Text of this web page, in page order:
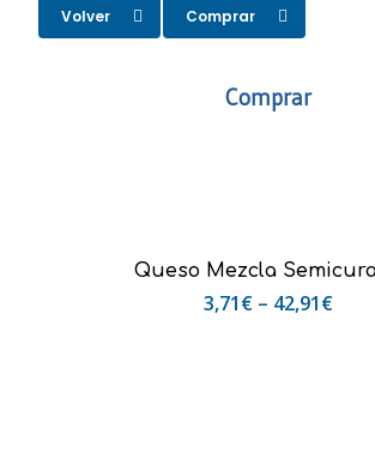
Volver Comprar
Comprar
Seleccionar Opciones
Queso Mezcla
3,71€– 42,91€